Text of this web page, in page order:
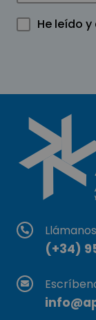
He leído
Llámanos
(+34)